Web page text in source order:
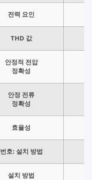
전력 요인
THD 값
안정적 전압
정확성
안정 전류
정확성
효율성
번호: 설치 방법
설치 방법